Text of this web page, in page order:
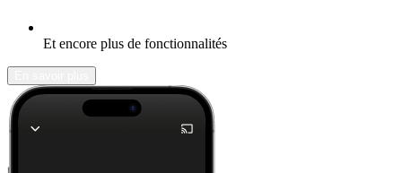
Et encore plus de fonctionnalités